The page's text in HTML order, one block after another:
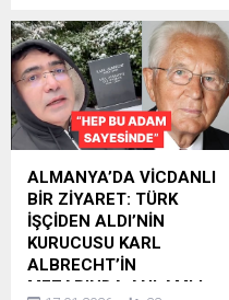
Sosyal medyada paylaşılan
bir video ile bir anne, Filistinli
çocukların öldürülmesine
sessiz kalamayacağını ifade
ederken, Müslüman
ülkelerin İsrail ile olan
ilişkilerini kesmesi
gerektiğini savundu. HABER
SEVGİ YILDIZ Sosyal
medyada yayılan bir
paylaşımda, bir kadın
kullanıcı, “Ben de bir
ALMANYA’DA VİCDANLI
BİR ZİYARET: TÜRK
İŞÇİDEN ALDI’NİN
KURUCUSU KARL
ALBRECHT’İN
MEZARINDA ANLAMLI